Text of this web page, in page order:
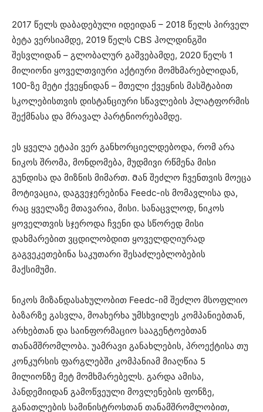
2017 წელს დაბადებული იდეიდან – 2018 წელს პირველ
ბეტა ვერსიამდე, 2019 წელს CBS ჰოლდინგში
შესვლიდან – გლობალურ გაშვებამდე, 2020 წელს 1
მილიონი ყოველთვიური აქტიური მომხმარებლიდან,
100-ზე მეტი ქვეყნიდან – მთელი ქვეყნის მასშტაბით
სკოლებისთვის დისტანციური სწავლების პლატფორმის
შექმნასა და მრავალ პარტნიორებამდე.
ეს ყველა ეტაპი ვერ განხორციელდებოდა, რომ არა
ნიკოს შრომა, მონდომება, მუდმივი რწმენა მისი
გუნდისა და მიზნის მიმართ. Მან შეძლო ჩვენთვის მოეცა
მოტივაცია, დაგვეჯერებინა Feedc-ის მომავლისა და,
რაც ყველაზე მთავარია, მისი. სანაცვლოდ, ნიკოს
ყოველთვის სჯეროდა ჩვენი და სწორედ მისი
დახმარებით ვცდილობდით ყოველდღიურად
გაგვეკეთებინა საკუთარი შესაძლებლობების
მაქსიმუმი.
ნიკოს მიზანდასახულობით Feedc-იმ შეძლო მსოფლიო
ბაზარზე გასვლა, მოახერხა უმსხვილეს კომპანიებთან,
არხებთან და საინფორმაციო სააგენტოებთან
თანამშრომლობა. უამრავი განახლების, პროექტისა თუ
კონკურსის ფარგლებში კომპანიამ მიაღწია 5
მილიონზე მეტ მომხმარებელს. გარდა ამისა,
პანდემიიდან გამოწვეული მოვლენების ფონზე,
განათლების სამინისტროსთან თანამშრომლობით,